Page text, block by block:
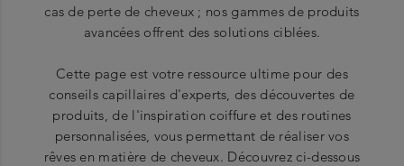
cas de perte de cheveux ; nos gammes de produits
avancées offrent des solutions ciblées.
Cette page est votre ressource ultime pour des
conseils capillaires d'experts, des découvertes de
produits, de l'inspiration coiffure et des routines
personnalisées, vous permettant de réaliser vos
rêves en matière de cheveux. Découvrez ci-dessous